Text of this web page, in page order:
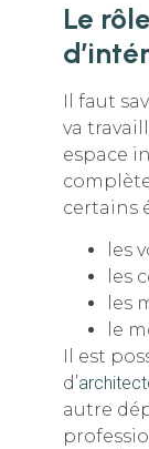
Le
Il faut
va
espace
certains
les
les
les
le
Il est
d’
autre